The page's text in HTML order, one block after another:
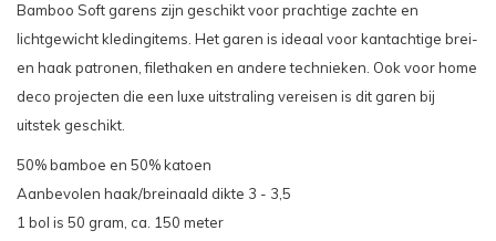
Bamboo Soft garens zijn geschikt voor prachtige zachte en
lichtgewicht kledingitems. Het garen is ideaal voor kantachtige brei-
en haak patronen, filethaken en andere technieken. Ook voor home
deco projecten die een luxe uitstraling vereisen is dit garen bij
uitstek geschikt.
50% bamboe en 50% katoen
Aanbevolen haak/breinaald dikte 3 - 3,5
1 bol is 50 gram, ca. 150 meter